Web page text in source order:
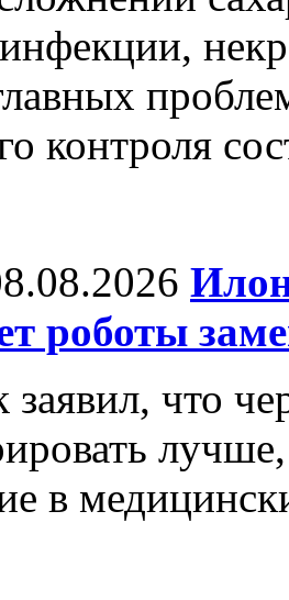
контроля
роботы
что
в